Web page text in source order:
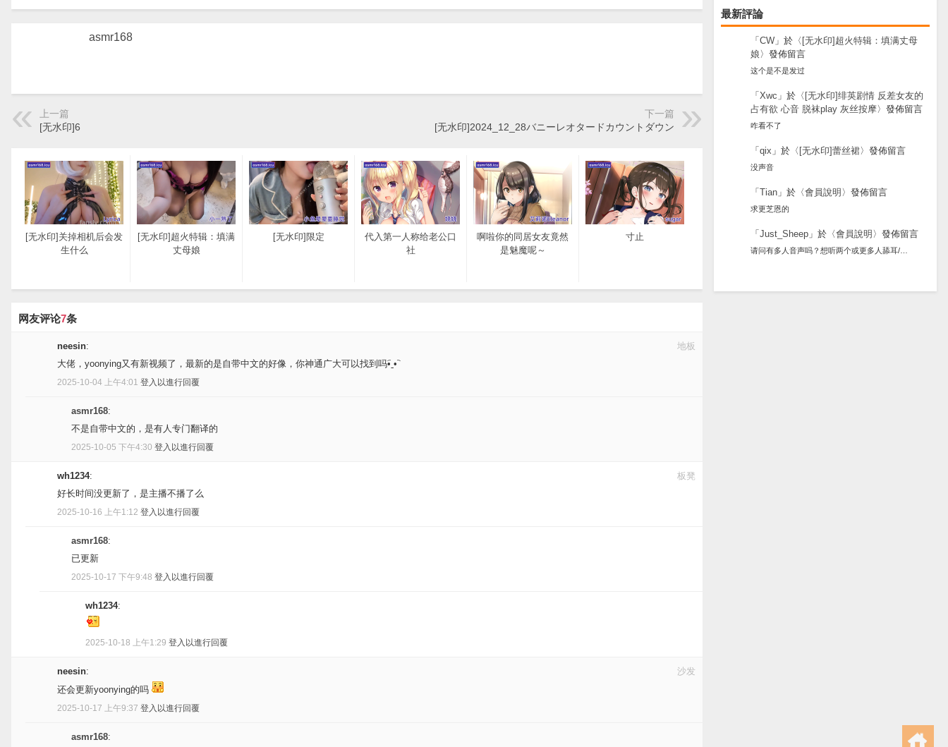
最新評論
「CW 」於〈 [无水印]超火特辑：填满丈母
娘 〉發佈留言
这个是不是发过
「Xwc 」於〈 [无水印]绯英剧情 反差女友的
占有欲 心音 脱袜play 灰丝按摩〉發佈留言
咋看不了
「qix 」於〈 [无水印]蕾丝裙〉發佈留言
没声音
「Tian 」於〈會員說明 〉發佈留言
求更芝恩的
「Just_Sheep 」於〈會員說明 〉發佈留言
请问有多人音声吗？想听两个或更多人舔耳/…
asmr168
上一篇
[无水印]6
下一篇
[无水印]2024_12_28バニーレオタードカウントダウン
[无水印]关掉相机后会发
生什么
[无水印]超火特辑：填满
丈母娘
[无水印]限定
代入第一人称给老公口
社
啊啦你的同居女友竟然
是魅魔呢～
寸止
[无水印]猫咪舔舐 地铁炒粉版
网友评论7条
地板
neesin:
大佬，yoonying又有新视频了，最新的是自带中文的好像，你神通广大可以找到吗•︠ˍ•︡
2025-10-04 上午4:01 登入以進行回覆
asmr168:
不是自带中文的，是有人专门翻译的
2025-10-05 下午4:30 登入以進行回覆
板凳
wh1234:
好长时间没更新了，是主播不播了么
2025-10-16 上午1:12 登入以進行回覆
asmr168:
已更新
2025-10-17 下午9:48 登入以進行回覆
wh1234:
2025-10-18 上午1:29 登入以進行回覆
沙发
neesin:
还会更新yoonying的吗
2025-10-17 上午9:37 登入以進行回覆
asmr168: